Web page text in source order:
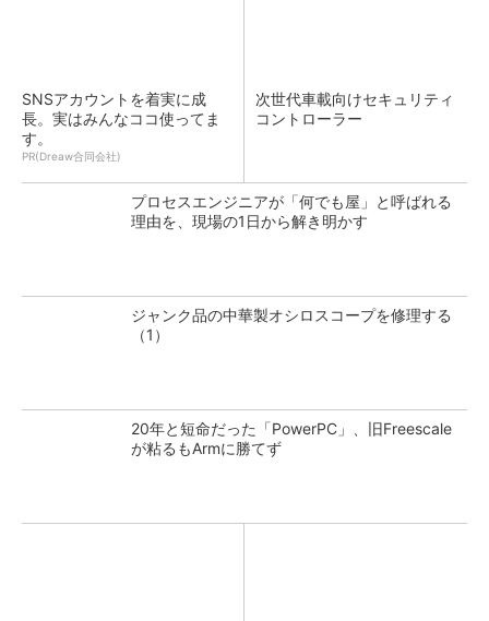
SNSアカウントを着実に成
長。実はみんなココ使ってま
す。
PR(Dreaw合同会社)
次世代車載向けセキュリティ
コントローラー
プロセスエンジニアが「何でも屋」と呼ばれる
理由を、現場の1日から解き明かす
ジャンク品の中華製オシロスコープを修理する
（1）
20年と短命だった「PowerPC」、旧Freescale
が粘るもArmに勝てず